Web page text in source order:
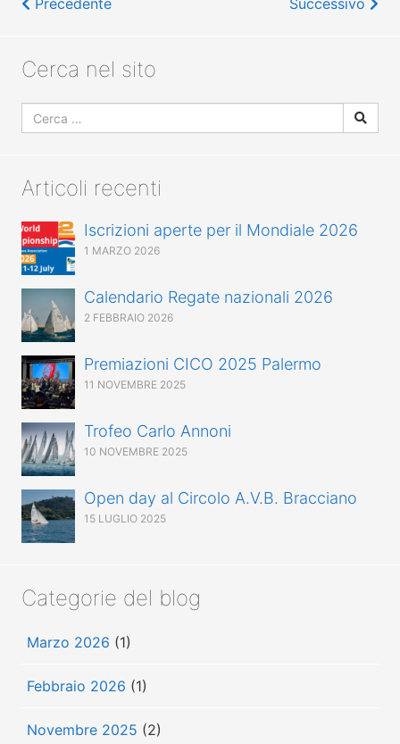
Precedente Successivo
Cerca nel sito
Articoli recenti
Iscrizioni aperte per il Mondiale 2026
1 MARZO 2026
Calendario Regate nazionali 2026
2 FEBBRAIO 2026
Premiazioni CICO 2025 Palermo
11 NOVEMBRE 2025
Trofeo Carlo Annoni
10 NOVEMBRE 2025
Open day al Circolo A.V.B. Bracciano
15 LUGLIO 2025
Categorie del blog
Marzo 2026 (1)
Febbraio 2026 (1)
Novembre 2025 (2)